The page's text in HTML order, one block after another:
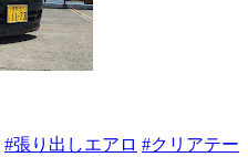
#張り出しエアロ #クリアテー